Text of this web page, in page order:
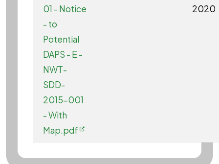
01 - Notice
- to
Potential
DAPS - E -
NWT-
SDD-
2015-001
- With
Map.pdf
2020